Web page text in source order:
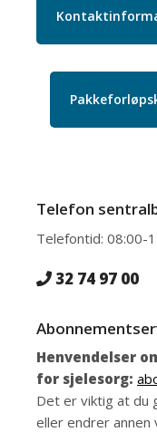
Telefon
Telefontid: 08:00-
32 74 97 00
Henvendelser
for sjelesorg:
Det er viktig at du
eller endrer annen